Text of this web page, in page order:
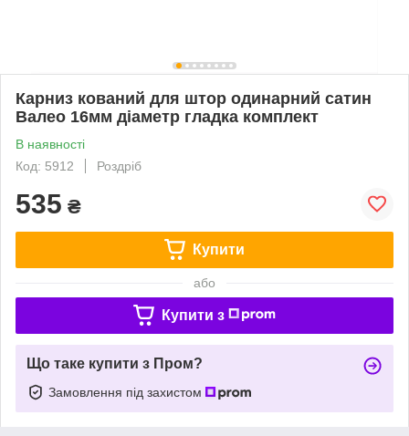
Карниз кований для штор одинарний сатин
Валео 16мм діаметр гладка комплект
В наявності
Код: 5912
Роздріб
535 ₴
Купити
або
Купити з
Що таке купити з Пром?
Замовлення під захистом